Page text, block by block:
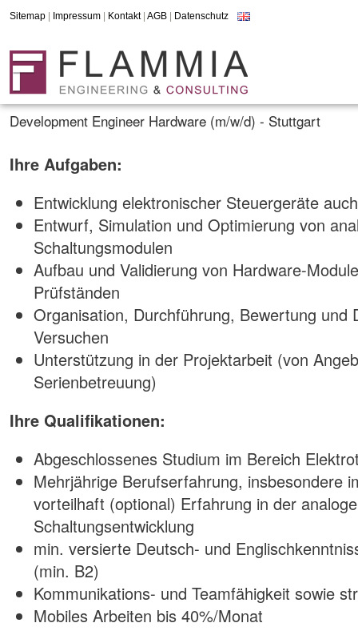
Sitemap Impressum Kontakt| AGB Datenschutz
Development Engineer Hardware (m/w/d) - Stuttgart
Ihre Aufgaben:
Entwicklung elektronischer Steuergeräte
Entwurf, Simulation und Optimierung von
Schaltungsmodulen
Aufbau und Validierung von Hardware-
Prüfständen
Organisation, Durchführung, Bewertung und
Versuchen
Unterstützung in der Projektarbeit (von
Serienbetreuung)
Ihre Qualifikationen:
Abgeschlossenes Studium im Bereich
Mehrjährige Berufserfahrung, insbesondere
vorteilhaft (optional) Erfahrung in der
Schaltungsentwicklung
min. versierte Deutsch- und
(min. B2)
Kommunikations- und Teamfähigkeit sowie
Mobiles Arbeiten bis 40%/Monat